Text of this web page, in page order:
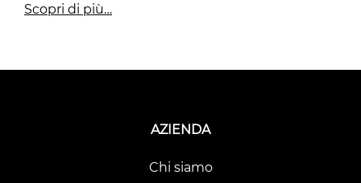
Scopri di più…
AZIENDA
Chi siamo